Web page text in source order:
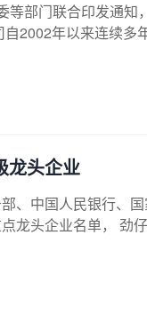
部门联合印发通知
2002年以来连续多
龙头企业
、中国人民银行、
龙头企业名单， 劲